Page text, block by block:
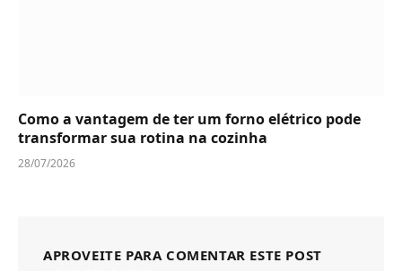
Como a vantagem de ter um forno elétrico pode
transformar sua rotina na cozinha
28/07/2026
APROVEITE PARA COMENTAR ESTE POST